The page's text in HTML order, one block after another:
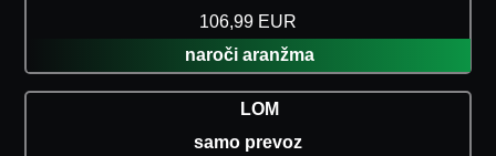
106,99 EUR
naroči aranžma
LOM
samo prevoz